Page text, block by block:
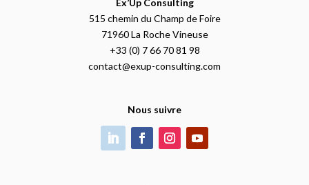
Ex’Up Consulting
515 chemin du Champ de Foire
71960 La Roche Vineuse
+33 (0) 7 66 70 81 98
contact@exup-consulting.com
Nous suivre